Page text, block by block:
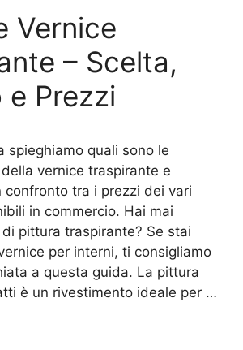
Vernice
– Scelta,
e Prezzi
spieghiamo quali sono le
vernice traspirante e
confronto tra i prezzi dei vari
in commercio. Hai mai
pittura traspirante? Se stai
per interni, ti consigliamo
a questa guida. La pittura
è un rivestimento ideale per …